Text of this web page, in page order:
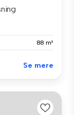
88 m²
Se mere